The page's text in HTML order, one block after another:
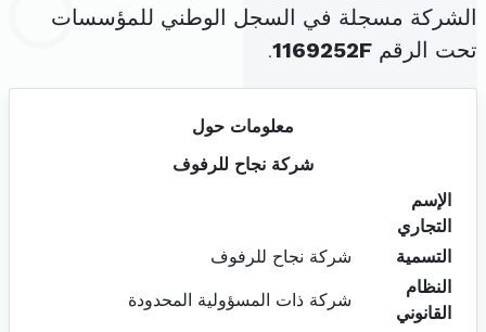
الشركة مسجلة في السجل الوطني للمؤسسات
تحت الرقم 1169252F
.
معلومات حول
شركة نجاح للرفوف
الإسم
التجاري
التسمية
شركة نجاح للرفوف
النظام
القانوني
شركة ذات المسؤولية المحدودة